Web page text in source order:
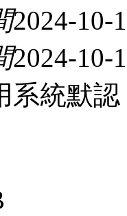
2024-10-
2024-10-
系統默認